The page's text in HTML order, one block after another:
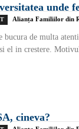
unde
Alianța Familiilor din
bucura de multa
el in crestere.
cineva?